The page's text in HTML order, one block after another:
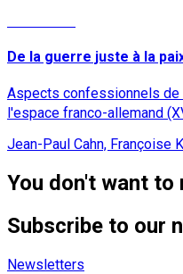
De la guerre juste à la
Aspects confessionnels de
l'espace franco-allemand
Jean-Paul Cahn, Françoise
You don't want
Subscribe to our
Newsletters